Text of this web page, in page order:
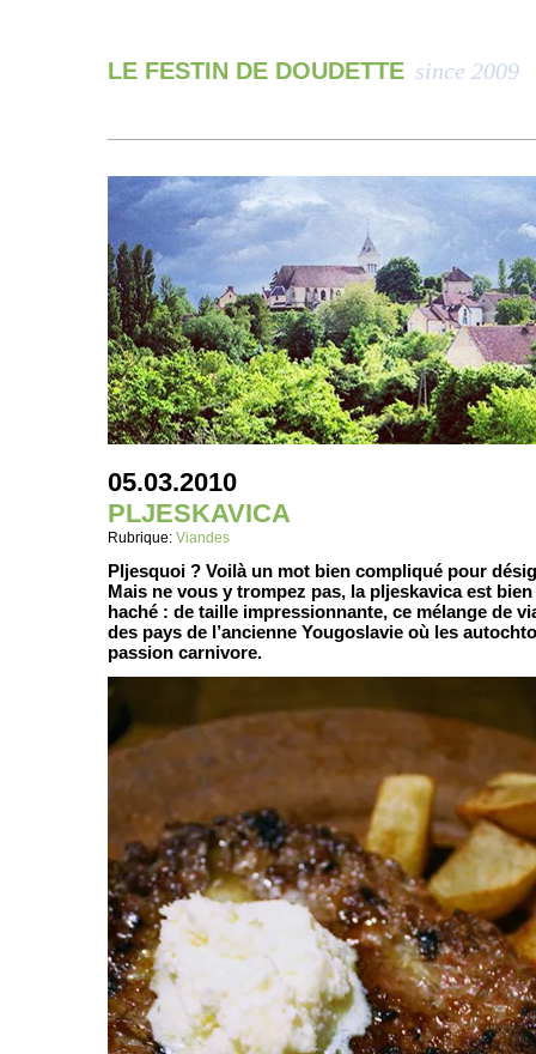
LE FESTIN DE DOUDETTE since 2009
05.03.2010
PLJESKAVICA
Rubrique: Viandes
Pljesquoi ? Voilà un mot bien compliqué pour
Mais ne vous y trompez pas, la pljeskavica est
haché : de taille impressionnante, ce mélange de
des pays de l’ancienne Yougoslavie où les
passion carnivore.